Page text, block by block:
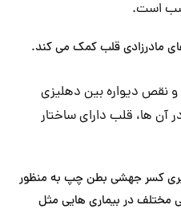
مادرزادی قلب کمک می کند.
و نقص دیواره بین دهلیزی
آن ها، قلب دارای ساختار
گیری کسر جهشی بطن چپ به منظور
مختلف در بیماری هایی مثل